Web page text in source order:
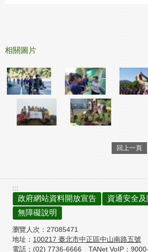
相關圖片
回上一頁
:::
政府網站資料開放宣告
資通安全
無障礙說明
瀏覽人次： 27085471
地址： 100217 臺北市中正區中山南路五號
電話：(02) 7736-6666 TANet VoIP：